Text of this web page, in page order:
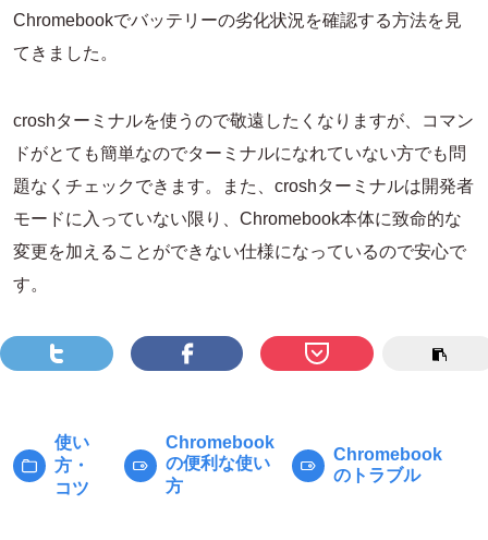
Chromebookでバッテリーの劣化状況を確認する方法を見
てきました。
croshターミナルを使うので敬遠したくなりますが、コマン
ドがとても簡単なのでターミナルになれていない方でも問
題なくチェックできます。また、croshターミナルは開発者
モードに入っていない限り、Chromebook本体に致命的な
変更を加えることができない仕様になっているので安心で
す。
カ
使い
方・
コツ
タ
Chromebook
の便利な使い
方
Chromebook
のトラブル